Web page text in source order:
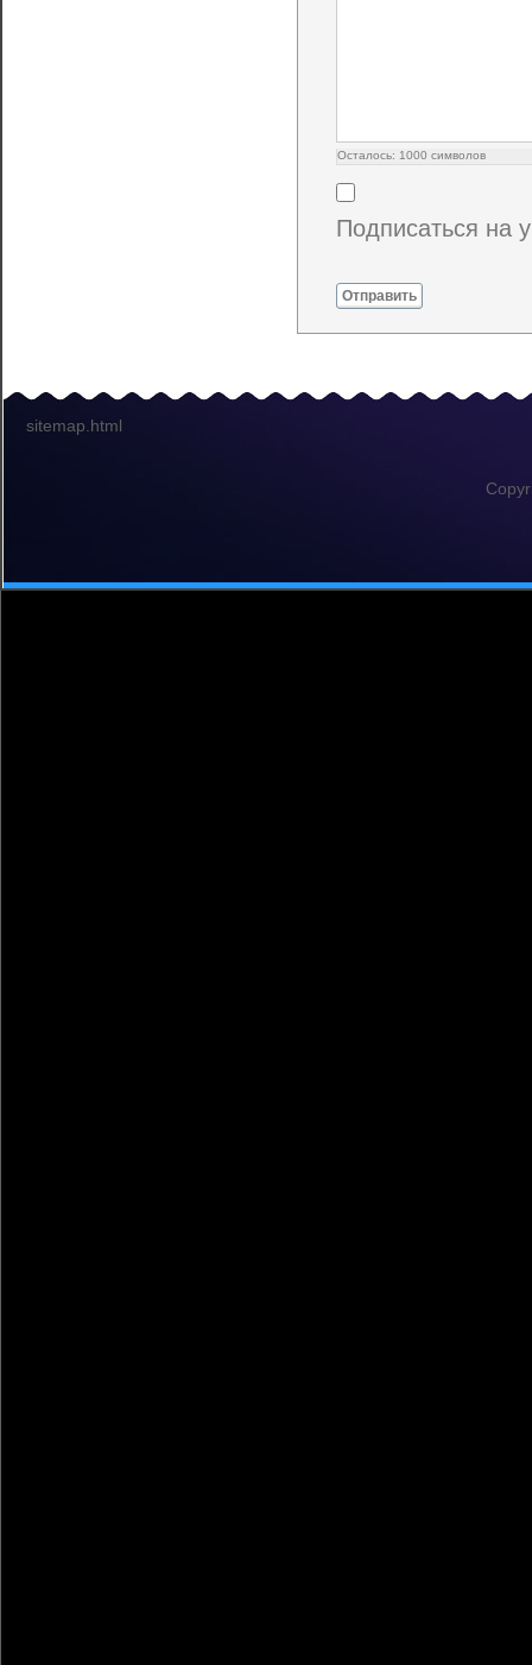
Осталось: 1000 символов
Подписаться на
Отправить
sitemap.html